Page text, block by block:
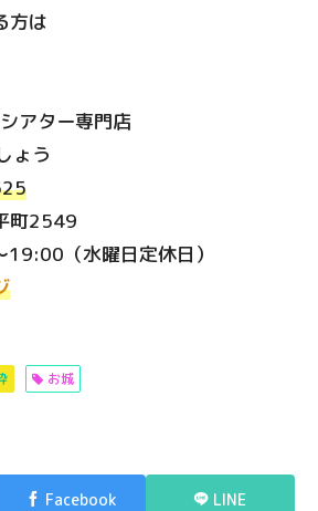
方は
アター専門店
ょう
町2549
（水曜日定休日）
お城
Facebook LINE